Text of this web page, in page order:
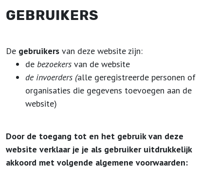
GEBRUIKERS
De gebruikers van deze website zijn:
de bezoekers van de website
de invoerders (alle geregistreerde personen of
organisaties die gegevens toevoegen aan de
website)
Door de toegang tot en het gebruik van deze
website verklaar je je als gebruiker uitdrukkelijk
akkoord met volgende algemene voorwaarden: